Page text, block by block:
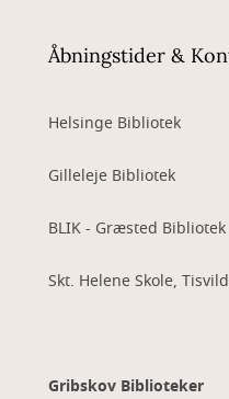
Åbningstider &
Helsinge Bibliotek
Gilleleje Bibliotek
BLIK - Græsted Bibliotek
Skt. Helene Skole,
Gribskov Biblioteker